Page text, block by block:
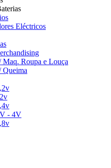
Eléctricos
Maq. Roupa e Louça
Queima
- 4V